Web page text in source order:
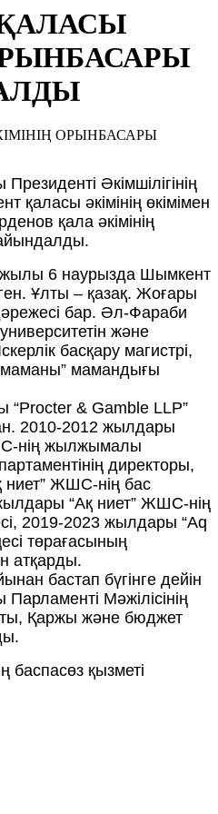
Әкімшілігінің
қаласы әкімінің өкімімен
қала әкімінің
6 наурызда Шымкент
Ұлты – қазақ. Жоғары
бар. Әл-Фараби
және
басқару магистрі,
мамандығы
& Gamble LLP”
2010-2012 жылдары
нің жылжымалы
директоры,
ЖШС-нің бас
“Ақ ниет” ЖШС-нің
2019-2023 жылдары “Aq
төрағасының
атқарды.
бастап бүгінге дейін
Мәжілісінің
Қаржы және бюджет
баспасөз қызметі